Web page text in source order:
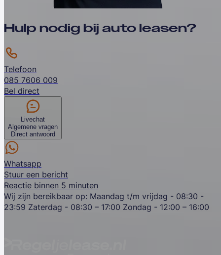
Hulp nodig bij auto leasen?
Telefoon
085 7606 009
Bel direct
Livechat
Algemene vragen
Direct antwoord
Whatsapp
Stuur een bericht
Reactie binnen 5 minuten
Wij zijn bereikbaar op: Maandag t/m vrijdag - 08:30 -
23:59 Zaterdag - 08:30 – 17:00 Zondag - 12:00 – 16:00